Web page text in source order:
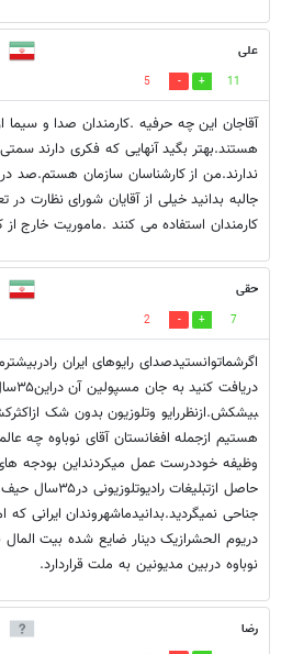
علی
11
5
آقاجان این چه حرفیه .کارمندان صدا و
هستند.بهتر بگید آنهایی که فکری دارند
ندارند.من از کارشناسان سازمان هستم.صد
جالبه بدانید خیلی از آقایان شورای نظارت
کارمندان استفاده می کنند .ماموریت خارج از
حقی
7
2
اگرشماتوانستیدصدای رایوهای ایران
‍‍‍‍‍‍‍‍‍‍‍‍‍‍‍بیشکش.ازنظررایو وتلوزیون بدون شک
هستیم ازجمله افغانستان آقای نوباوه چه
وظیفه خوددرست عمل میکردنداین بودجه
حاصل ازتبلیغات
جناحی نمیگردید.بدانیدماشهروندان ایرانی که
دریوم الحشرازیک دینار ضایع شده بیت
نوباوه دربین مدیونین به ملت قراردارد.
رضا